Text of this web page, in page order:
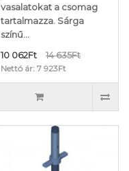
vasalatokat a csomag
tartalmazza. Sárga
színű...
10 062Ft
14 635Ft
Nettó ár: 7 923Ft